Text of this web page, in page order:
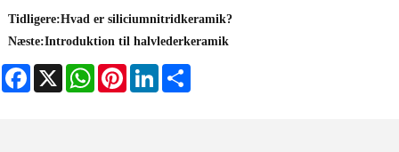
Tidligere:Hvad er siliciumnitridkeramik?
Næste:Introduktion til halvlederkeramik
Facebook
X WhatsAppPinterestLinkedIn